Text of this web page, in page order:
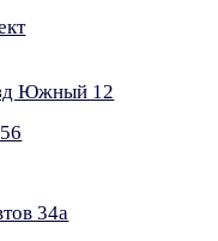
Южный 12
34а